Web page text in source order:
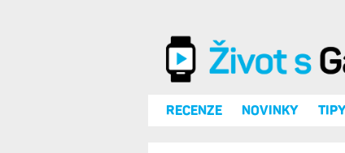
RECENZE NOVINKY